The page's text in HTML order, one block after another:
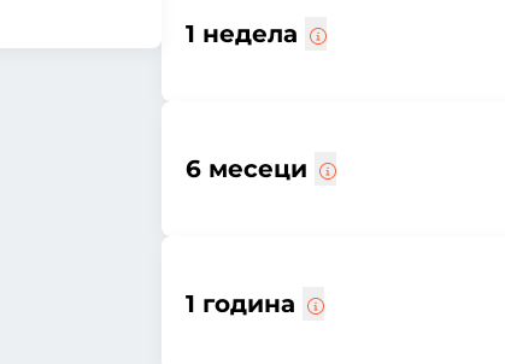
1 недела
6 месеци
1 година